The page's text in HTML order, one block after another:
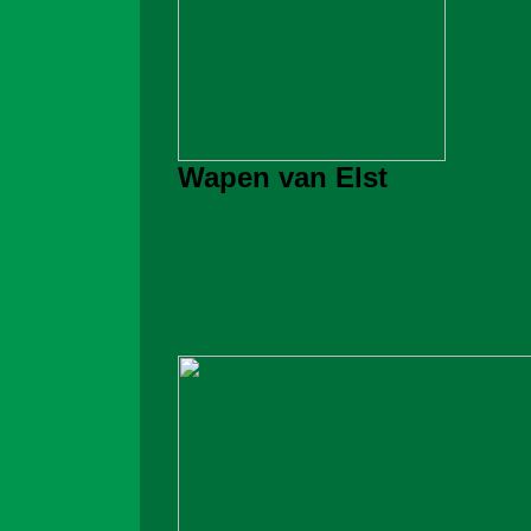
Wapen van Elst